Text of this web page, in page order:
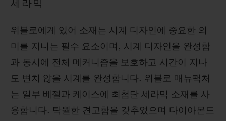
세라믹
위블로에게 있어 소재는 시계 디자인에 중요한 의
미를 지니는 필수 요소이며, 시계 디자인을 완성함
과 동시에 전체 메커니즘을 보호하고 시간이 지나
도 변치 않을 시계를 완성합니다. 위블로 매뉴팩처
는 일부 베젤과 케이스에 최첨단 세라믹 소재를 사
용합니다. 탁월한 견고함을 갖추었으며 다이아몬드